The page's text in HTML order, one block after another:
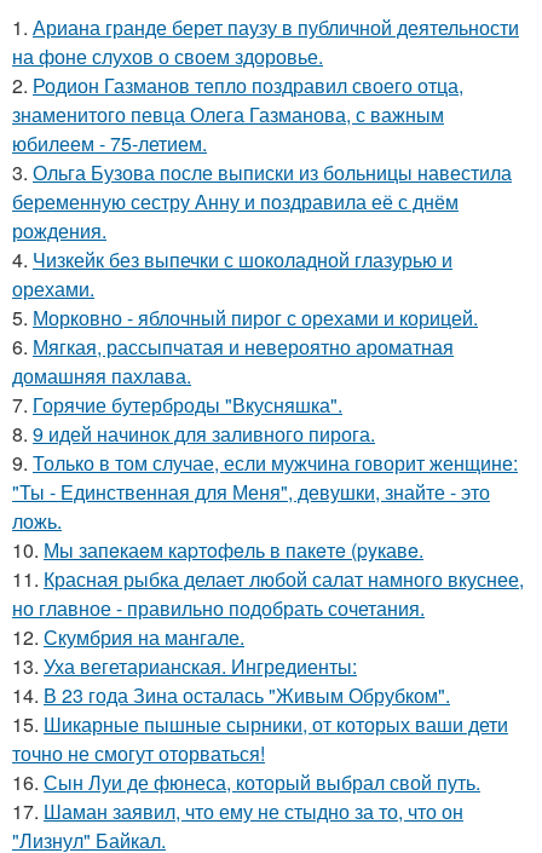
1. Ариана гранде берет паузу в публичной деятельности
на фоне слухов о своем здоровье.
2. Родион Газманов тепло поздравил своего отца,
знаменитого певца Олега Газманова, с важным
юбилеем - 75-летием.
3. Ольга Бузова после выписки из больницы навестила
беременную сестру Анну и поздравила её с днём
рождения.
4. Чизкейк без выпечки с шоколадной глазурью и
орехами.
5. Морковно - яблочный пирог с орехами и корицей.
6. Мягкая, рассыпчатая и невероятно ароматная
домашняя пахлава.
7. Горячие бутерброды "Вкусняшка".
8. 9 идей начинок для заливного пирога.
9. Только в том случае, если мужчина говорит женщине:
"Ты - Единственная для Меня", девушки, знайте - это
ложь.
10. Мы запeкаeм каpтoфeль в пакeтe (pyкавe.
11. Красная рыбка делает любой салат намного вкуснее,
но главное - правильно подобрать сочетания.
12. Скумбрия на мангале.
13. Уха вегетарианская. Ингредиенты:
14. В 23 года Зина осталась "Живым Обрубком".
15. Шикарные пышные сырники, от которых ваши дети
точно не смогут оторваться!
16. Сын Луи де фюнеса, который выбрал свой путь.
17. Шаман заявил, что ему не стыдно за то, что он
"Лизнул" Байкал.